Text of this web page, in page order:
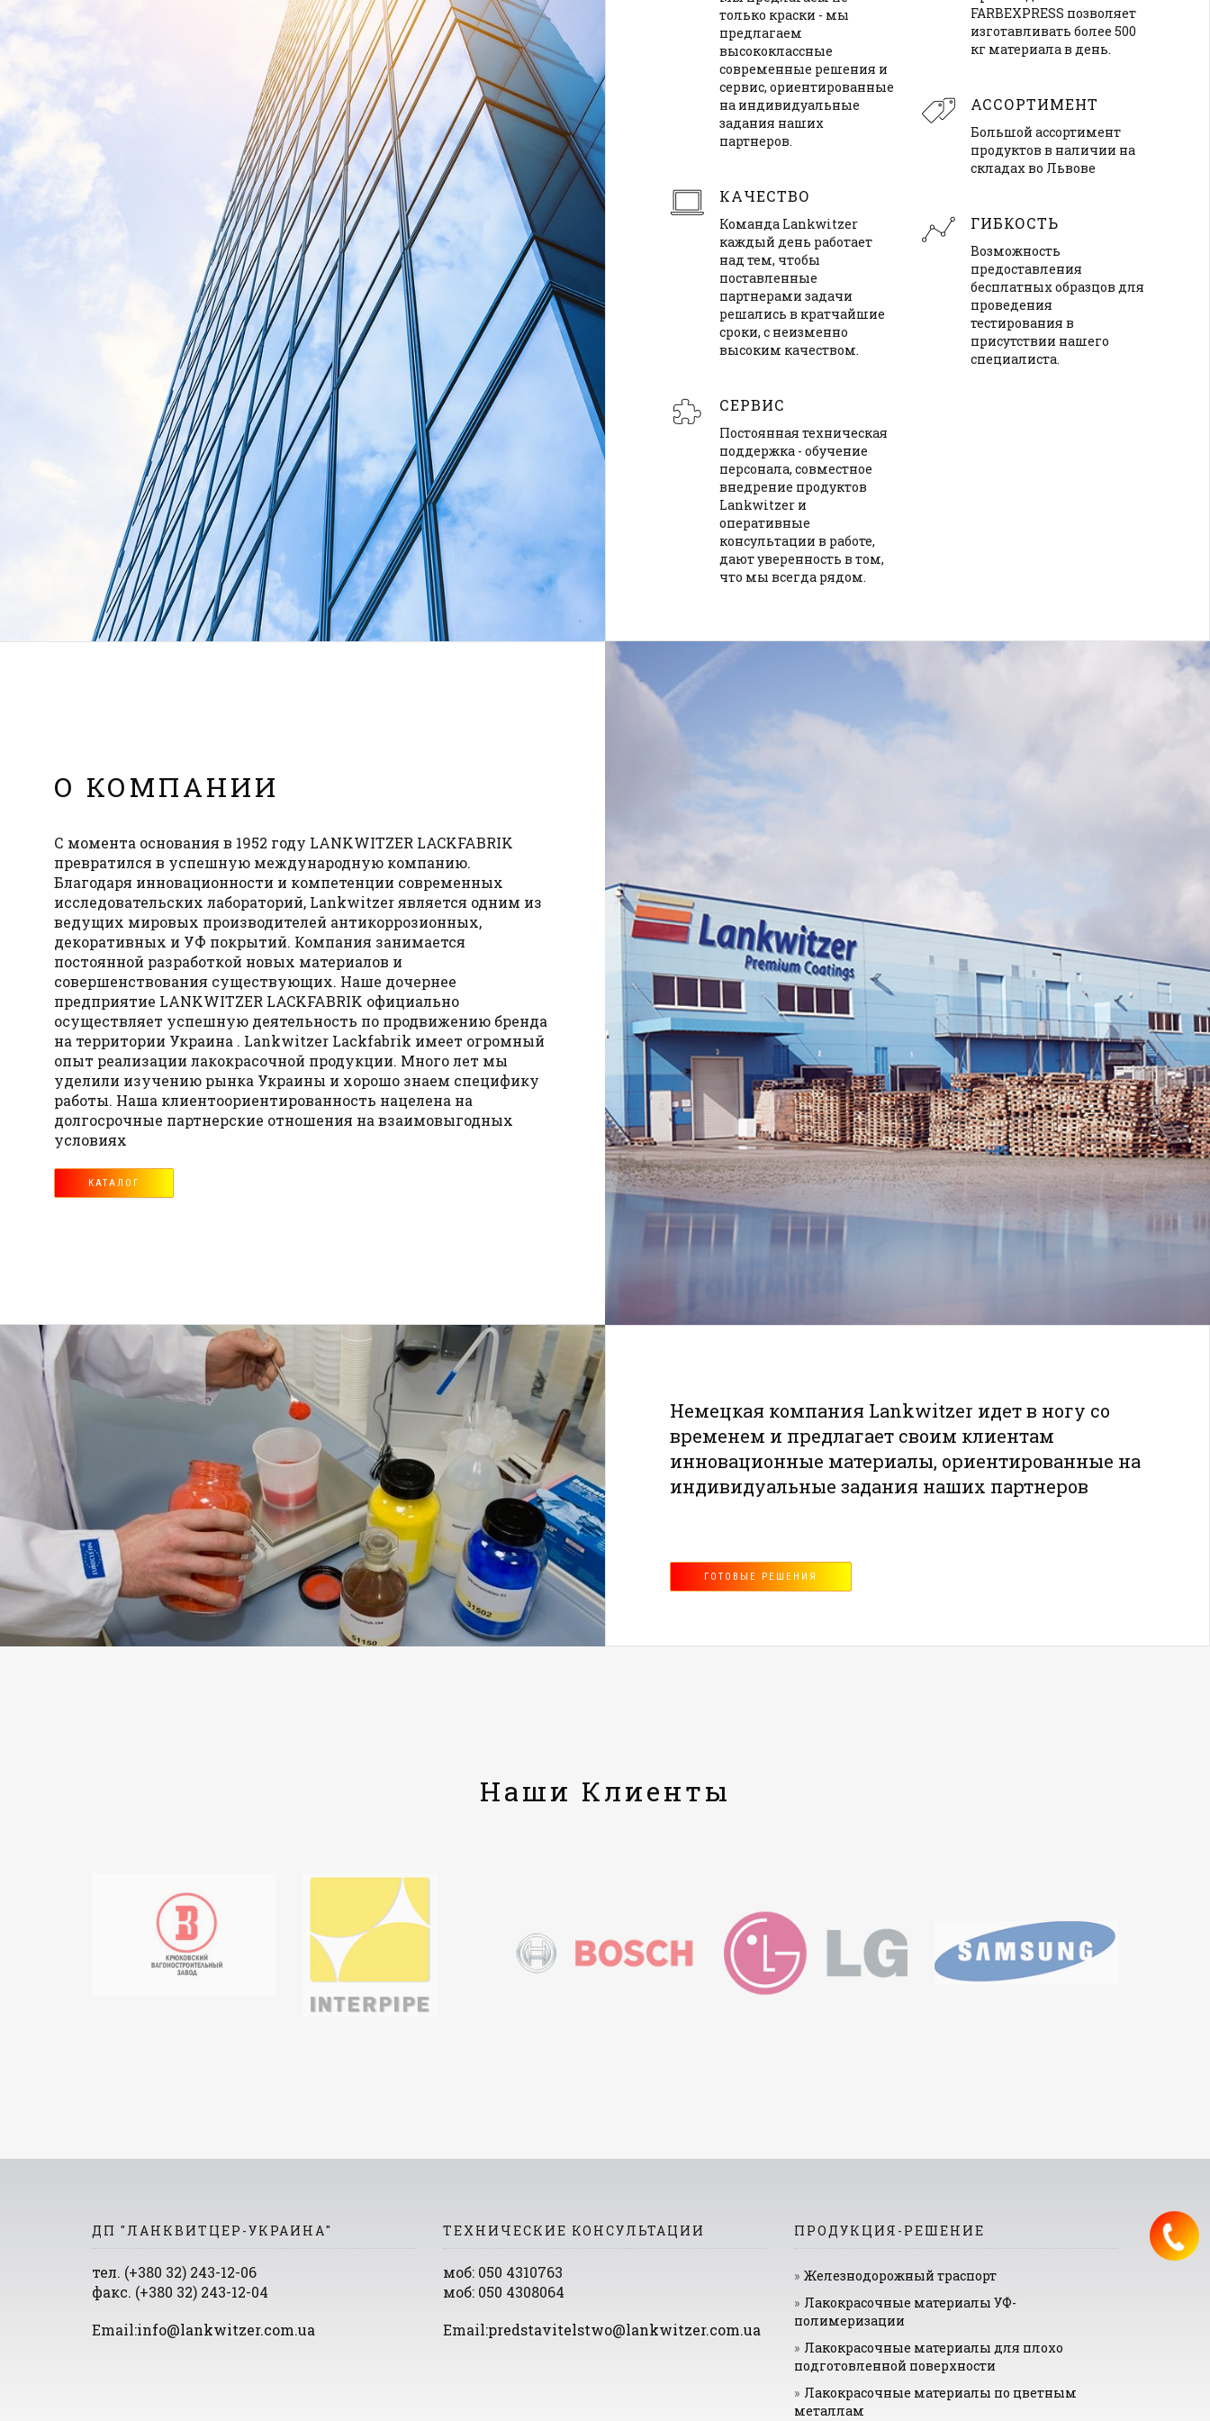
только краски - мы
предлагаем
высококлассные
современные решения и
сервис, ориентированные
на индивидуальные
задания наших
партнеров.
КАЧЕСТВО
Команда Lankwitzer
каждый день работает
над тем, чтобы
поставленные
партнерами задачи
решались в кратчайшие
сроки, с неизменно
высоким качеством.
СЕРВИС
Постоянная техническая
поддержка - обучение
персонала, совместное
внедрение продуктов
Lankwitzer и
оперативные
консультации в работе,
дают уверенность в том,
что мы всегда рядом.
FARBEXPRESS позволяет
изготавливать более 500
кг материала в день.
АССОРТИМЕНТ
Большой ассортимент
продуктов в наличии на
складах во Львове
ГИБКОСТЬ
Возможность
предоставления
бесплатных образцов для
проведения
тестирования в
присутствии нашего
специалиста.
О КОМПАНИИ
С момента основания в 1952 году LANKWITZER LACKFABRIK
превратился в успешную международную компанию.
Благодаря инновационности и компетенции современных
исследовательских лабораторий, Lankwitzer является одним из
ведущих мировых производителей антикоррозионных,
декоративных и УФ покрытий. Компания занимается
постоянной разработкой новых материалов и
совершенствования существующих. Наше дочернее
предприятие LANKWITZER LACKFABRIK официально
осуществляет успешную деятельность по продвижению бренда
на территории Украина . Lankwitzer Lackfabrik имеет огромный
опыт реализации лакокрасочной продукции. Много лет мы
уделили изучению рынка Украины и хорошо знаем специфику
работы. Наша клиентоориентированность нацелена на
долгосрочные партнерские отношения на взаимовыгодных
условиях
КАТАЛОГ
Немецкая компания Lankwitzer идет в ногу со
временем и предлагает своим клиентам
инновационные материалы, ориентированные на
индивидуальные задания наших партнеров
ГОТОВЫЕ РЕШЕНИЯ
Наши Клиенты
ДП "ЛАНКВИТЦЕР-УКРАИНА"
тел. (+380 32) 243-12-06
факс. (+380 32) 243-12-04
Email:info@lankwitzer.com.ua
ТЕХНИЧЕСКИЕ КОНСУЛЬТАЦИИ
моб: 050 4310763
моб: 050 4308064
Email:predstavitelstwo@lankwitzer.com.ua
ПРОДУКЦИЯ-РЕШЕНИЕ
Железнодорожный траспорт
Лакокрасочные материалы УФ-
полимеризации
Лакокрасочные материалы для плохо
подготовленной поверхности
Лакокрасочные материалы по цветным
металлам